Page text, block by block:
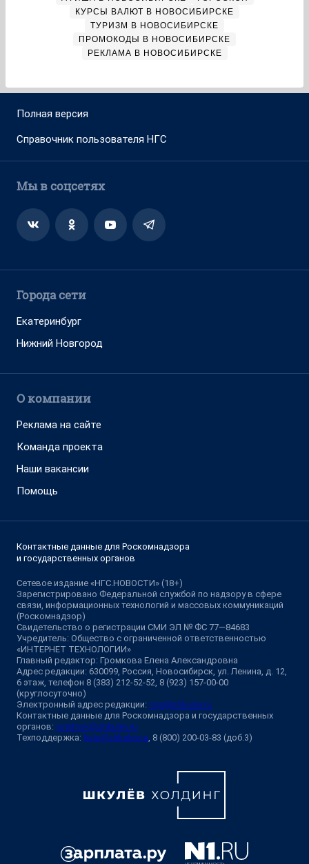
КУРСЫ ВАЛЮТ В НОВОСИБИРСКЕ
ТУРИЗМ В НОВОСИБИРСКЕ
ПРОМОКОДЫ В НОВОСИБИРСКЕ
РЕКЛАМА В НОВОСИБИРСКЕ
Полная версия
Справочник пользователя НГС
Мы в соцсетях
Города сети
Екатеринбург
Нижний Новгород
О компании
Реклама на сайте
Команда проекта
Наши вакансии
Помощь
Контактные данные для Роскомнадзора
и государственных органов
Сетевое издание «НГС.НОВОСТИ» (18+)
Зарегистрировано Федеральной службой по надзору в сфере
связи, информационных технологий и массовых коммуникаций
(Роскомнадзор)
Свидетельство о регистрации СМИ ЭЛ № ФС 77—84683
Учредитель: Общество с ограниченной ответственностью
«ИНТЕРНЕТ ТЕХНОЛОГИИ»
Главный редактор: Громкова Елена Александровна
Адрес редакции: 630099, Россия, Новосибирск, ул. Ленина, д. 12,
6 этаж, телефон 8 (383) 212-52-52, 8 (923) 157-00-00
(круглосуточно)
Электронный адрес редакции: ngs@shkulev.ru
Контактные данные для Роскомнадзора и государственных
органов: juristnsk@shkulev.ru
Техподдержка: help@shkulev.ru, 8 (800) 200-03-83 (доб.3)